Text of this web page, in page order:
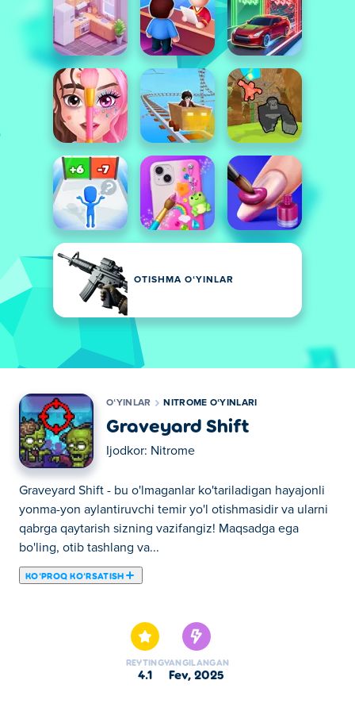
OTISHMA OʻYINLAR
OʻYINLAR NITROME OʻYINLARI
Graveyard Shift
Ijodkor: Nitrome
Graveyard Shift - bu o'lmaganlar ko'tariladigan hayajonli
yonma-yon aylantiruvchi temir yo'l otishmasidir va ularni
qabrga qaytarish sizning vazifangiz! Maqsadga ega
bo'ling, otib tashlang va...
KOʻPROQ KOʻRSATISH
qabrga qaytarish sizning vazifangiz! Maqsadga ega
bo'ling, otib tashlang va o'zingizni zombi va soyada
yashiringan boshqa dahshatli mavjudotlardan himoya
REYTING
4.1
YANGILANGAN
fev, 2025